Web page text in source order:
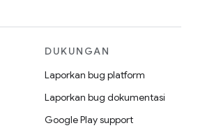
DUKUNGAN
Laporkan bug platform
Laporkan bug dokumentasi
Google Play support